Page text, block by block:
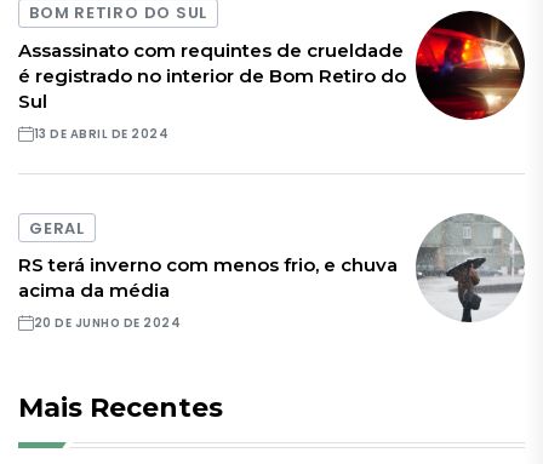
BOM RETIRO DO SUL
Assassinato com requintes de crueldade
é registrado no interior de Bom Retiro do
Sul
13 DE ABRIL DE 2024
GERAL
RS terá inverno com menos frio, e chuva
acima da média
20 DE JUNHO DE 2024
Mais Recentes